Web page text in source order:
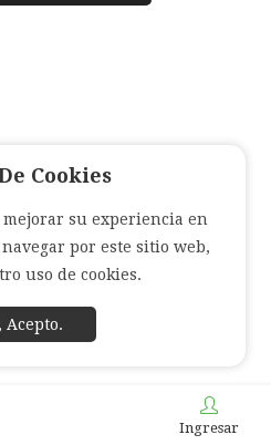
Ingresar
Cookies
mejorar su experiencia en
por este sitio web,
uso de cookies.
Acepto.